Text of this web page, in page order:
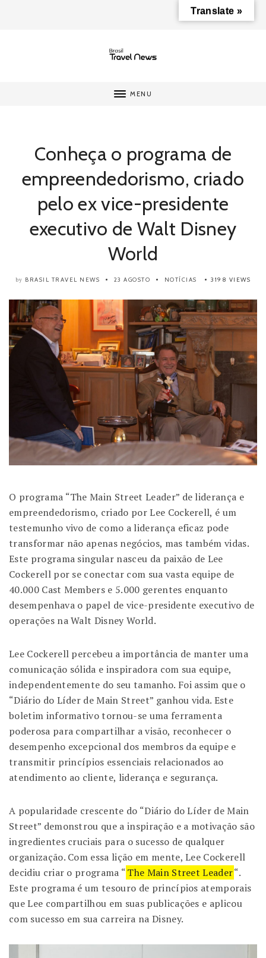
MENU
Conheça o programa de
empreendedorismo, criado
pelo ex vice-presidente
executivo de Walt Disney
World
by BRASIL TRAVEL NEWS 23 AGOSTO NOTÍCIAS 3198 VIEWS
O programa “The Main Street Leader” de liderança e
empreendedorismo, criado por Lee Cockerell, é um
testemunho vivo de como a liderança eficaz pode
transformar não apenas negócios, mas também vidas.
Este programa singular nasceu da paixão de Lee
Cockerell por se conectar com sua vasta equipe de
40.000 Cast Members e 5.000 gerentes enquanto
desempenhava o papel de vice-presidente executivo de
operações na Walt Disney World.
Lee Cockerell percebeu a importância de manter uma
comunicação sólida e inspiradora com sua equipe,
independentemente do seu tamanho. Foi assim que o
“Diário do Líder de Main Street” ganhou vida. Este
boletim informativo tornou-se uma ferramenta
poderosa para compartilhar a visão, reconhecer o
desempenho excepcional dos membros da equipe e
transmitir princípios essenciais relacionados ao
atendimento ao cliente, liderança e segurança.
A popularidade crescente do “Diário do Líder de Main
Street” demonstrou que a inspiração e a motivação são
ingredientes cruciais para o sucesso de qualquer
organização. Com essa lição em mente, Lee Cockerell
decidiu criar o programa “The Main Street Leader“.
Este programa é um tesouro de princípios atemporais
que Lee compartilhou em suas publicações e aplicou
com sucesso em sua carreira na Disney.
Translate »